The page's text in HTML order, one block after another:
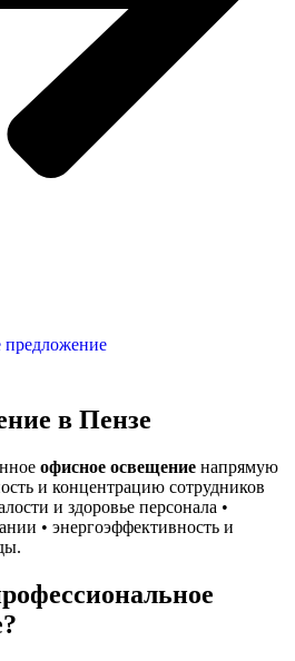
предложение
в Пензе
офисное освещение напрямую
и концентрацию сотрудников
и здоровье персонала •
• энергоэффективность и